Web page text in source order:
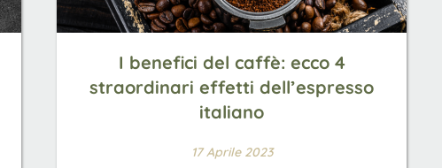
I benefici del caffè: ecco 4
straordinari effetti dell’espresso
italiano
17 Aprile 2023